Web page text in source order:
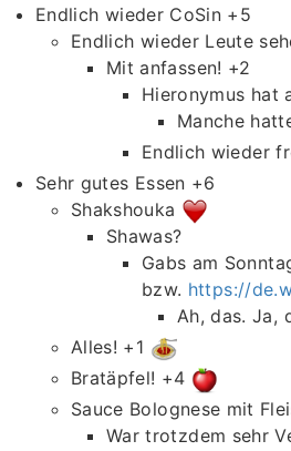
Endlich wieder CoSin +5
Endlich wieder Leute
Mit anfassen! +2
Hieronymus hat
Manche
Endlich wieder
Sehr gutes Essen +6
Shakshouka
Shawas?
Gabs am
bzw. https://
Ah, das. Ja,
Alles! +1
Bratäpfel! +4
Sauce Bolognese mit
War trotzdem sehr